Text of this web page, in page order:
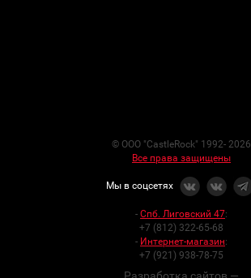
© ООО "CastleRock" 1992- 2026
Все права защищены
Мы в соцсетях
- Спб. Лиговский 47:
+7 (812) 322-65-68
- Интернет-магазин:
+7 (921) 938-78-75
Разработка сайтов —